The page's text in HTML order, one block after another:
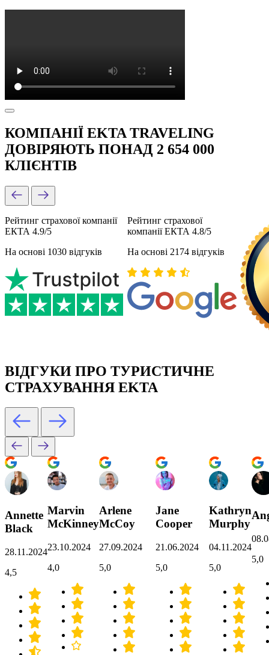
КОМПАНІЇ EKTA TRAVELING
ДОВІРЯЮТЬ ПОНАД 2 654 000
КЛІЄНТІВ
Рейтинг страхової компанії
ЕКТА 4.9/5
На основі 1030 відгуків
Рейтинг страхової
компанії ЕКТА 4.8/5
На основі 2174 відгуків
ВІДГУКИ ПРО ТУРИСТИЧНЕ
СТРАХУВАННЯ EKTA
Annette
Black
28.11.2024
4,5
Marvin
McKinney
23.10.2024
4,0
Arlene
McCoy
27.09.2024
5,0
Jane
Cooper
21.06.2024
5,0
Kathryn
Murphy
04.11.2024
5,0
5,0